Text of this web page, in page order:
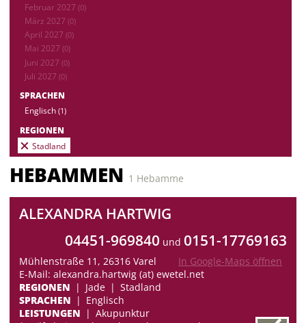
Februar 2027 (0)
März 2027 (0)
April 2027 (0)
Mai 2027 (0)
Juni 2027 (0)
Juli 2027 (0)
SPRACHEN
Englisch (1)
REGIONEN
Stadland
HEBAMMEN 1 Hebamme
ALEXANDRA HARTWIG
04451-969840 und 0151-17769163
Mühlenstraße 11, 26316 Varel
In Google-Maps öffnen
E-Mail: alexandra.hartwig (at) ewetel.net
REGIONEN
Jade
Stadland
SPRACHEN
Englisch
LEISTUNGEN
Akupunktur